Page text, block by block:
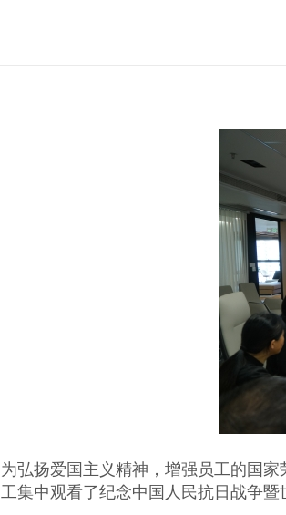
为弘扬爱国主义精神，增强员工的国
工集中观看了纪念中国人民抗日战争